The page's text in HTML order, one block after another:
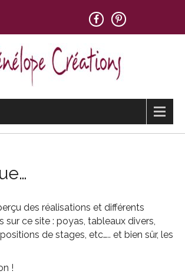
CREATIONS
des réalisations et différents
sur ce site : poyas, tableaux divers,
de stages, etc….. et bien sûr, les
!